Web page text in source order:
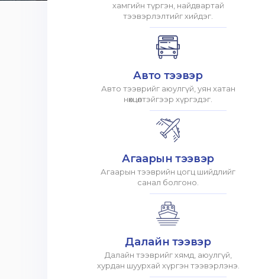
хамгийн түргэн, найдвартай
тээвэрлэлтийг хийдэг.
Авто тээвэр
Авто тээврийг аюулгүй, уян хатан
нөхцөлтэйгээр хүргэдэг.
Агаарын тээвэр
Агаарын тээврийн цогц шийдлийг
санал болгоно.
Далайн тээвэр
Далайн тээврийг хямд, аюулгүй,
хурдан шуурхай хүргэн тээвэрлэнэ.